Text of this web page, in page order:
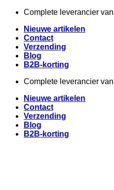
inhoud
Complete leverancier
Nieuwe artikelen
Contact
Verzending
Blog
B2B-korting
Complete leverancier
Nieuwe artikelen
Contact
Verzending
Blog
B2B-korting